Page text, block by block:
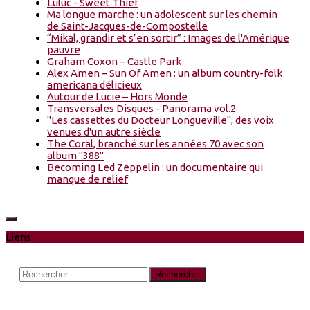
Luluc - Sweet Thief
Ma longue marche : un adolescent sur les chemin
de Saint-Jacques-de-Compostelle
“Mikal, grandir et s’en sortir” : Images de l'Amérique
pauvre
Graham Coxon – Castle Park
Alex Amen – Sun Of Amen : un album country-folk
americana délicieux
Autour de Lucie – Hors Monde
Transversales Disques - Panorama vol.2
"Les cassettes du Docteur Longueville", des voix
venues d'un autre siècle
The Coral, branché sur les années 70 avec son
album "388"
Becoming Led Zeppelin : un documentaire qui
manque de relief
Liens
Rechercher :